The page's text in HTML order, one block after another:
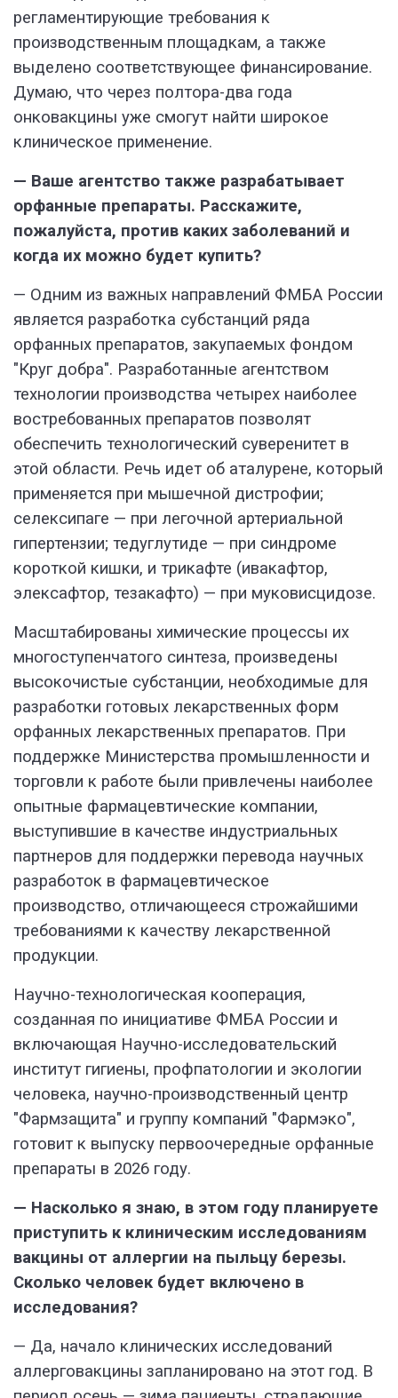
регламентирующие требования к
производственным площадкам, а также
выделено соответствующее финансирование.
Думаю, что через полтора-два года
онковакцины уже смогут найти широкое
клиническое применение.
— Ваше агентство также разрабатывает
орфанные препараты. Расскажите,
пожалуйста, против каких заболеваний и
когда их можно будет купить?
— Одним из важных направлений ФМБА России
является разработка субстанций ряда
орфанных препаратов, закупаемых фондом
"Круг добра". Разработанные агентством
технологии производства четырех наиболее
востребованных препаратов позволят
обеспечить технологический суверенитет в
этой области. Речь идет об аталурене, который
применяется при мышечной дистрофии;
селексипаге — при легочной артериальной
гипертензии; тедуглутиде — при синдроме
короткой кишки, и трикафте (ивакафтор,
элексафтор, тезакафто) — при муковисцидозе.
Масштабированы химические процессы их
многоступенчатого синтеза, произведены
высокочистые субстанции, необходимые для
разработки готовых лекарственных форм
орфанных лекарственных препаратов. При
поддержке Министерства промышленности и
торговли к работе были привлечены наиболее
опытные фармацевтические компании,
выступившие в качестве индустриальных
партнеров для поддержки перевода научных
разработок в фармацевтическое
производство, отличающееся строжайшими
требованиями к качеству лекарственной
продукции.
Научно-технологическая кооперация,
созданная по инициативе ФМБА России и
включающая Научно-исследовательский
институт гигиены, профпатологии и экологии
человека, научно-производственный центр
"Фармзащита" и группу компаний "Фармэко",
готовит к выпуску первоочередные орфанные
препараты в 2026 году.
— Насколько я знаю, в этом году планируете
приступить к клиническим исследованиям
вакцины от аллергии на пыльцу березы.
Сколько человек будет включено в
исследования?
— Да, начало клинических исследований
аллерговакцины запланировано на этот год. В